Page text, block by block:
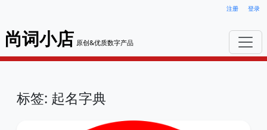
注册 登录
尚词小店 原创&优质数字产品
标签: 起名字典